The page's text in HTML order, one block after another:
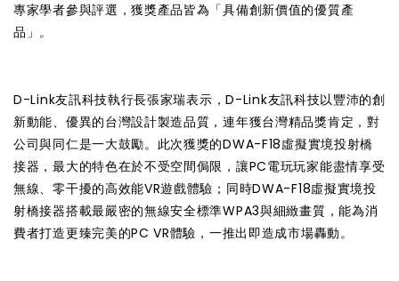
專家學者參與評選，獲獎產品皆為「具備創新價值的優質產
品」。
D-Link友訊科技執行長張家瑞表示，D-Link友訊科技以豐沛的創
新動能、優異的台灣設計製造品質，連年獲台灣精品獎肯定，對
公司與同仁是一大鼓勵。此次獲獎的DWA-F18虛擬實境投射橋
接器，最大的特色在於不受空間侷限，讓PC電玩玩家能盡情享受
無線、零干擾的高效能VR遊戲體驗；同時DWA-F18虛擬實境投
射橋接器搭載最嚴密的無線安全標準WPA3與細緻畫質，能為消
費者打造更臻完美的PC VR體驗，一推出即造成市場轟動。